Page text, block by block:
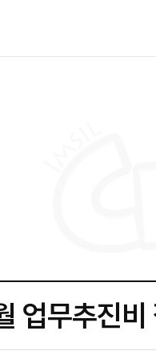
업무추진비